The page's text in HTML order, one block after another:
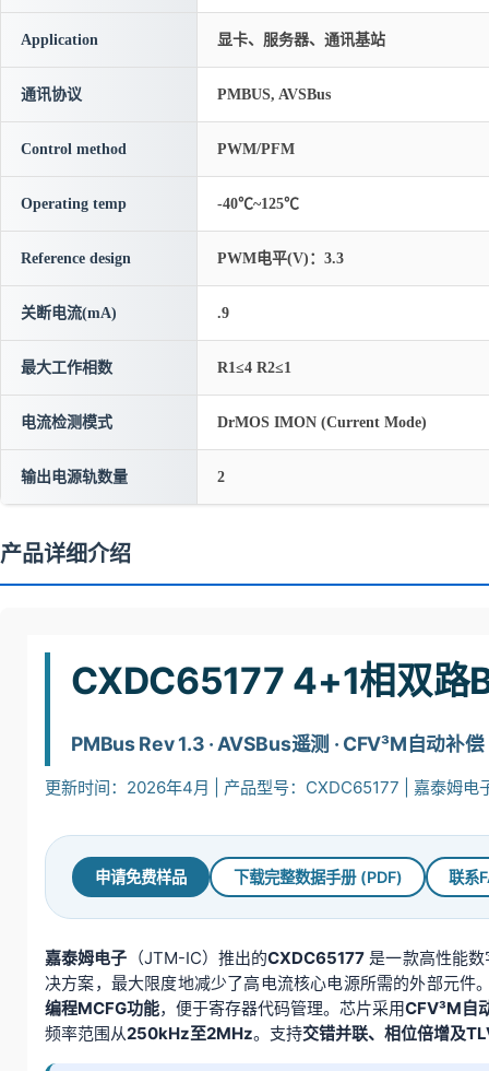
Application 显卡、服务器、通讯基站
通讯协议 PMBUS, AVSBus
Control method PWM/PFM
Operating temp -40℃~125℃
Reference design PWM电平(V)：3.3
关断电流(mA) .9
最大工作相数 R1≤4 R2≤1
电流检测模式 DrMOS IMON (Current Mode)
输出电源轨数量 2
产品详细介绍
CXDC65177 4+1相双路
PMBus Rev 1.3 · AVSBus遥测 · CFV³M自动补
更新时间：2026年4月 | 产品型号：CXDC65177 | 嘉泰姆
申请免费样品 下载完整数据手册 (PDF) 联系
嘉泰姆电子 （JTM-IC）推出的CXDC65177 是一款高性能
决方案，最大限度地减少了高电流核心电源所需的外部元件
编程MCFG功能，便于寄存器代码管理。芯片采用CFV³M自
频率范围从250kHz至2MHz。支持交错并联、相位倍增及